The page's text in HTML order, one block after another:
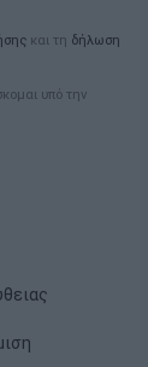
και τη δήλωση
υπό την